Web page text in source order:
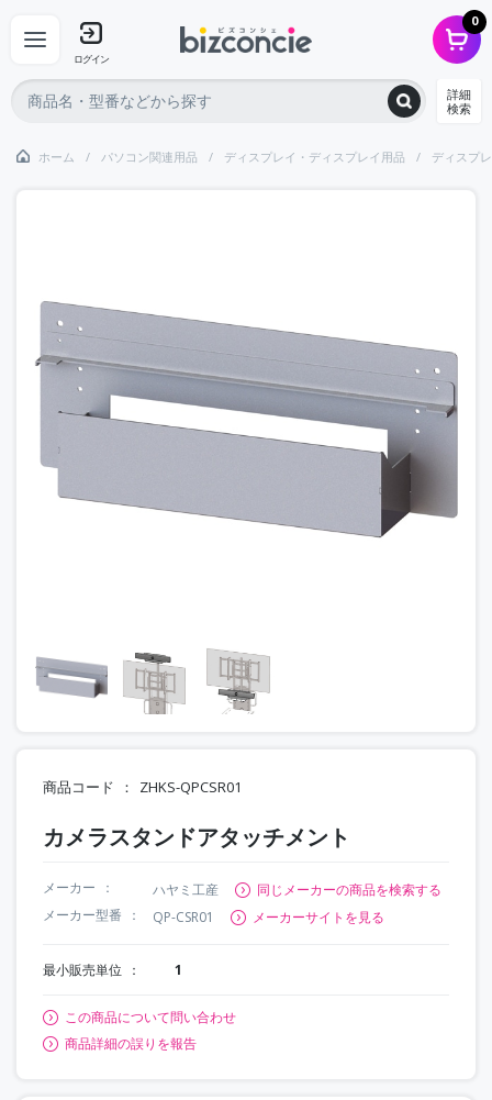
ログイン
0
詳細
検索
ホーム パソコン関連用品 ディスプレイ・ディスプレイ用品 ディスプ
商品コード ZHKS-QPCSR01
カメラスタンドアタッチメント
メーカー ハヤミ工産
同じメーカーの商品を検索する
メーカー型番
QP-CSR01 メーカーサイトを見る
最小販売単位 1
この商品について問い合わせ
商品詳細の誤りを報告